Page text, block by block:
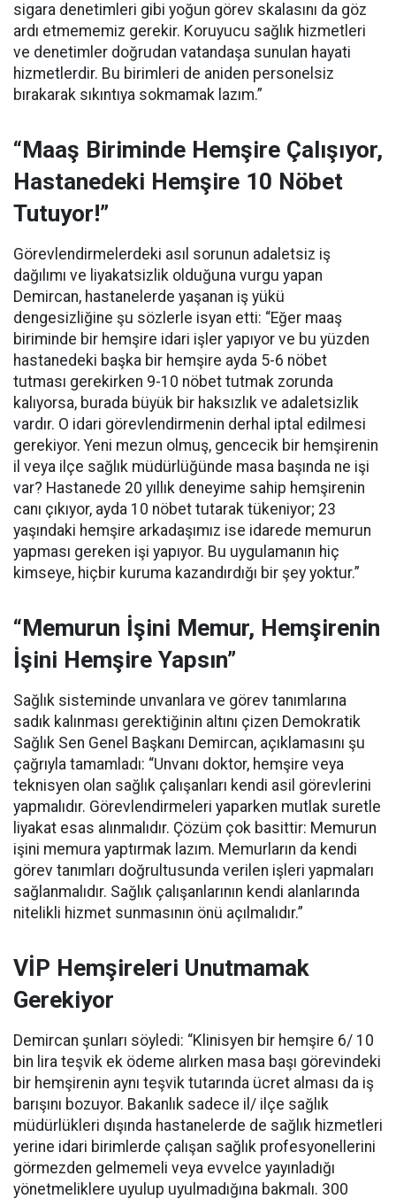
sigara denetimleri gibi yoğun görev skalasını da göz
ardı etmememiz gerekir. Koruyucu sağlık hizmetleri
ve denetimler doğrudan vatandaşa sunulan hayati
hizmetlerdir. Bu birimleri de aniden personelsiz
bırakarak sıkıntıya sokmamak lazım.”
“Maaş Biriminde Hemşire Çalışıyor,
Hastanedeki Hemşire 10 Nöbet
Tutuyor!”
Görevlendirmelerdeki asıl sorunun adaletsiz iş
dağılımı ve liyakatsizlik olduğuna vurgu yapan
Demircan, hastanelerde yaşanan iş yükü
dengesizliğine şu sözlerle isyan etti: “Eğer maaş
biriminde bir hemşire idari işler yapıyor ve bu yüzden
hastanedeki başka bir hemşire ayda 5-6 nöbet
tutması gerekirken 9-10 nöbet tutmak zorunda
kalıyorsa, burada büyük bir haksızlık ve adaletsizlik
vardır. O idari görevlendirmenin derhal iptal edilmesi
gerekiyor. Yeni mezun olmuş, gencecik bir hemşirenin
il veya ilçe sağlık müdürlüğünde masa başında ne işi
var? Hastanede 20 yıllık deneyime sahip hemşirenin
canı çıkıyor, ayda 10 nöbet tutarak tükeniyor; 23
yaşındaki hemşire arkadaşımız ise idarede memurun
yapması gereken işi yapıyor. Bu uygulamanın hiç
kimseye, hiçbir kuruma kazandırdığı bir şey yoktur.”
“Memurun İşini Memur, Hemşirenin
İşini Hemşire Yapsın”
Sağlık sisteminde unvanlara ve görev tanımlarına
sadık kalınması gerektiğinin altını çizen Demokratik
Sağlık Sen Genel Başkanı Demircan, açıklamasını şu
çağrıyla tamamladı: “Unvanı doktor, hemşire veya
teknisyen olan sağlık çalışanları kendi asil görevlerini
yapmalıdır. Görevlendirmeleri yaparken mutlak suretle
liyakat esas alınmalıdır. Çözüm çok basittir: Memurun
işini memura yaptırmak lazım. Memurların da kendi
görev tanımları doğrultusunda verilen işleri yapmaları
sağlanmalıdır. Sağlık çalışanlarının kendi alanlarında
nitelikli hizmet sunmasının önü açılmalıdır.”
VİP Hemşireleri Unutmamak
Gerekiyor
Demircan şunları söyledi: “Klinisyen bir hemşire 6/ 10
bin lira teşvik ek ödeme alırken masa başı görevindeki
bir hemşirenin aynı teşvik tutarında ücret alması da iş
barışını bozuyor. Bakanlık sadece il/ ilçe sağlık
müdürlükleri dışında hastanelerde de sağlık hizmetleri
yerine idari birimlerde çalışan sağlık profesyonellerini
görmezden gelmemeli veya evvelce yayınladığı
yönetmeliklere uyulup uyulmadığına bakmalı. 300